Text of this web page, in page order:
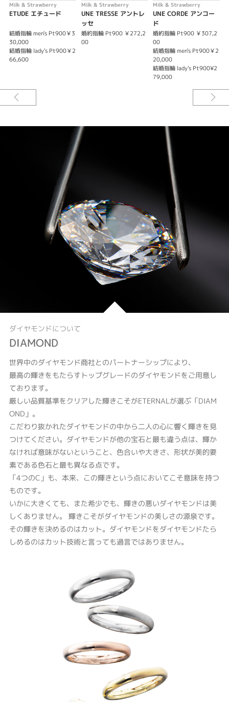
ホワイトダイヤモンド ￥208,000
※価格にセンターダイヤモンドの価格は含まれません。
結婚指輪
lady’s ピンクサファイア仕様 ￥157,000
lady’s ホワイトダイヤモンド仕様 ￥157,000
lady’s ピンクダイヤモンド仕様 ￥266,500
lady’s ピンクサファイア仕様 ￥217,000
lady’s ホワイトダイヤモンド仕様 ￥217,000
※税込み価格になります。
Milk & Strawberry
ETUDE エチュード
結婚指輪 men's Pt900￥3
30,000
結婚指輪 lady's Pt900￥2
66,600
Milk & Strawberry
UNE TRESSE アントレ
ッセ
婚約指輪 Pt900 ￥272,2
00
Milk & Strawberry
UNE CORDE アンコー
ド
婚約指輪 Pt900 ￥307,2
00
結婚指輪 men's Pt900￥2
20,000
結婚指輪 lady's Pt900¥2
79,000
ダイヤモンドについて
DIAMOND
世界中のダイヤモンド商社とのパートナーシップにより、
最高の輝きをもたらすトップグレードのダイヤモンドをご用意し
ております。
厳しい品質基準をクリアした輝きこそがETERNALが選ぶ「DIAM
OND」。
こだわり抜かれたダイヤモンドの中から二人の心に響く輝きを見
つけてください。ダイヤモンドが他の宝石と最も違う点は、輝か
なければ意味がないということ、色合いや大きさ、形状が美的要
素である色石と最も異なる点です。
「4つのC」も、本来、この輝きという点においてこそ意味を持つ
ものです。
いかに大きくても、また希少でも、輝きの悪いダイヤモンドは美
しくありません。 輝きこそがダイヤモンドの美しさの源泉です。
その輝きを決めるのはカット。ダイヤモンドをダイヤモンドたら
しめるのはカット技術と言っても過言ではありません。